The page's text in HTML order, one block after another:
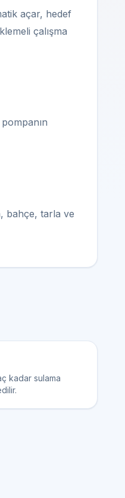
açar, hedef
çalışma
bahçe, tarla ve
kadar sulama